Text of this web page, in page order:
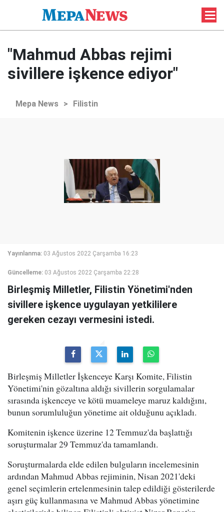
"Mahmud Abbas rejimi
sivillere işkence ediyor"
Mepa News > Filistin
Yayınlanma: 03 Ağustos 2022 Çarşamba 16:23
Güncelleme: 03 Ağustos 2022 Çarşamba 22:28
Birleşmiş Milletler, Filistin Yönetimi'nden
sivillere işkence uygulayan yetkililere
gereken cezayı vermesini istedi.
Birleşmiş Milletler İşkenceye Karşı Komite, Filistin
Yönetimi'nin gözaltına aldığı sivillerin sorgulamalar
sırasında işkenceye ve kötü muameleye maruz kaldığını,
bunun sorumluluğun yönetime ait olduğunu açıkladı.
Komitenin işkence üzerine 12 Temmuz'da başlattığı
soruşturmalar 29 Temmuz'da tamamlandı.
Soruşturmalarda elde edilen bulguların incelemesinin
ardından Mahmud Abbas rejiminin, Nisan 2021'deki
genel seçimlerin ertelenmesinin talep edildiği gösterilerde
aşırı güç kullanmasına ve Mahmud Abbas yönetimine